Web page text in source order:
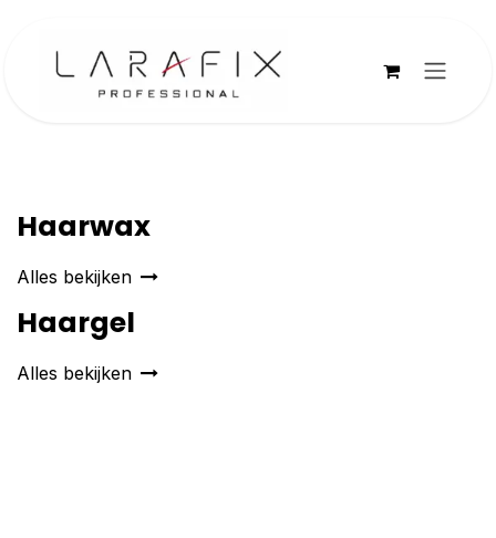
Haarwax
Alles bekijken
Haargel
Alles bekijken